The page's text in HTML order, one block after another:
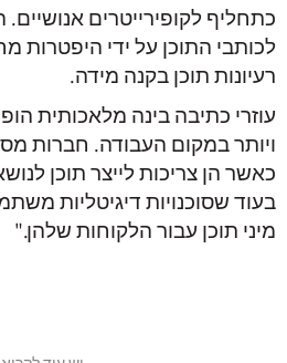
כתחליף לקופירייטרים
לכותבי התוכן על ידי היפטרות
רעיונות תוכן בקנה מידה.
עוזרי כתיבה בינה מלאכותית
ויותר במקום העבודה. חברות
כאשר הן צריכות לייצר תוכן
בעוד שסוכנויות דיגיטליות
מיני תוכן עבור הלקוחות שלהן."